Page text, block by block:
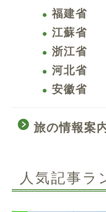
福建省
江蘇省
浙江省
河北省
安徽省
旅の情報案
人気記事ラ